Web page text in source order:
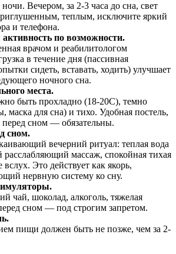
Вечером, за 2-3 часа до сна, свет
теплым, исключите яркий
и телефона.
активность по возможности.
врачом и реабилитологом
в течение дня (пассивная
сидеть, вставать, ходить) улучшает
ночного сна.
места.
быть прохладно (18-20С), темно
маска для сна) и тихо. Удобная постель,
перед сном — обязательны.
сном.
вечерний ритуал: теплая вода
расслабляющий массаж, спокойная тихая
Это действует как якорь,
нервную систему ко сну.
чай, шоколад, алкоголь, тяжелая
сном — под строгим запретом.
пищи должен быть не позже, чем за 2-